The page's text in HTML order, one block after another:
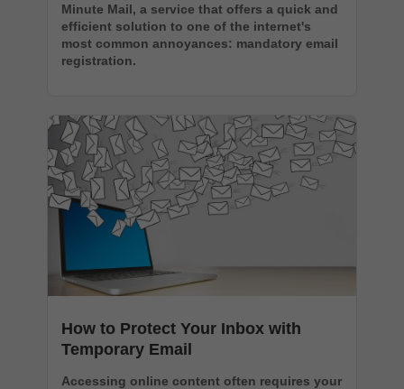
Minute Mail, a service that offers a quick and
efficient solution to one of the internet's
most common annoyances: mandatory email
registration.
How to Protect Your Inbox with
Temporary Email
Accessing online content often requires your